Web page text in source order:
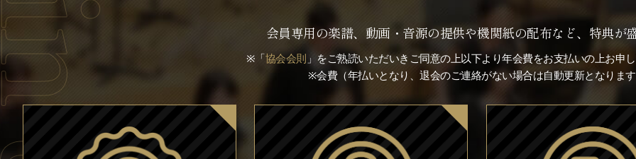
会員専用の楽譜、動画・音源の提供や機関紙の配布など、特典が
※「協会会則 」をご熟読いただいきご同意の上以下より年会費をお支払いの上お申し
※会費（年払いとなり、退会のご連絡がない場合は自動更新となります